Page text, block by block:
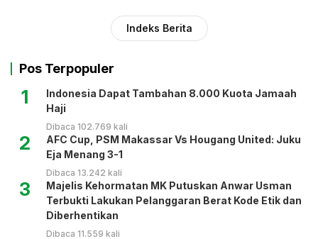
Indeks Berita
Pos Terpopuler
1
Indonesia Dapat Tambahan 8.000 Kuota Jamaah
Haji
Dibaca 102.769 kali
2
AFC Cup, PSM Makassar Vs Hougang United: Juku
Eja Menang 3-1
Dibaca 13.242 kali
3
Majelis Kehormatan MK Putuskan Anwar Usman
Terbukti Lakukan Pelanggaran Berat Kode Etik dan
Diberhentikan
Dibaca 11.559 kali